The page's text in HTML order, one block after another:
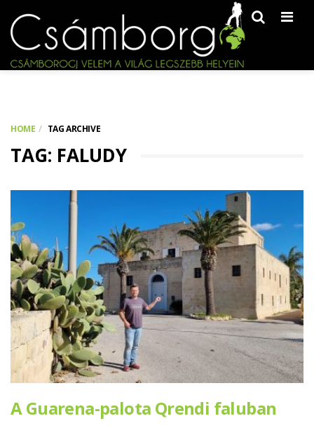
HOME TAG ARCHIVE
TAG: FALUDY
A Guarena-palota Qrendi faluban